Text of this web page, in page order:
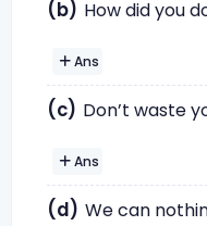
(b) How did you
Ans
(c) Don’t waste
Ans
(d) We can